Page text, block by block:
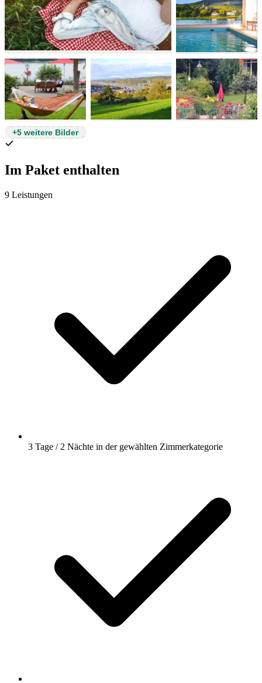
+5 weitere Bilder
Im Paket enthalten
9 Leistungen
3 Tage / 2 Nächte in der gewählten Zimmerkategorie